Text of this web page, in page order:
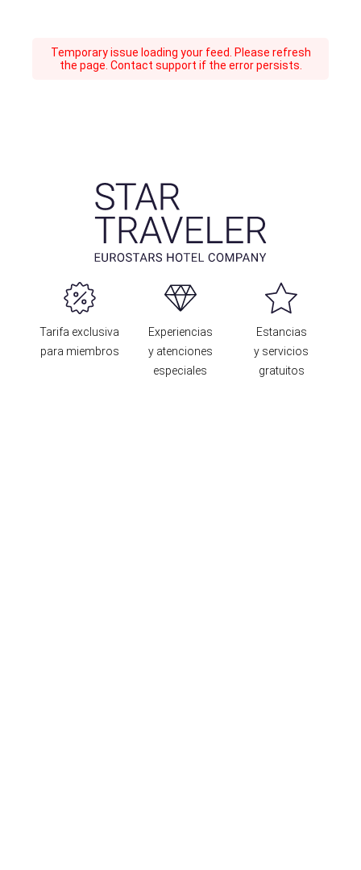
Temporary issue loading your feed. Please refresh
the page. Contact support if the error persists.
Tarifa exclusiva
para miembros
Experiencias
y atenciones
especiales
Estancias
y servicios
gratuitos